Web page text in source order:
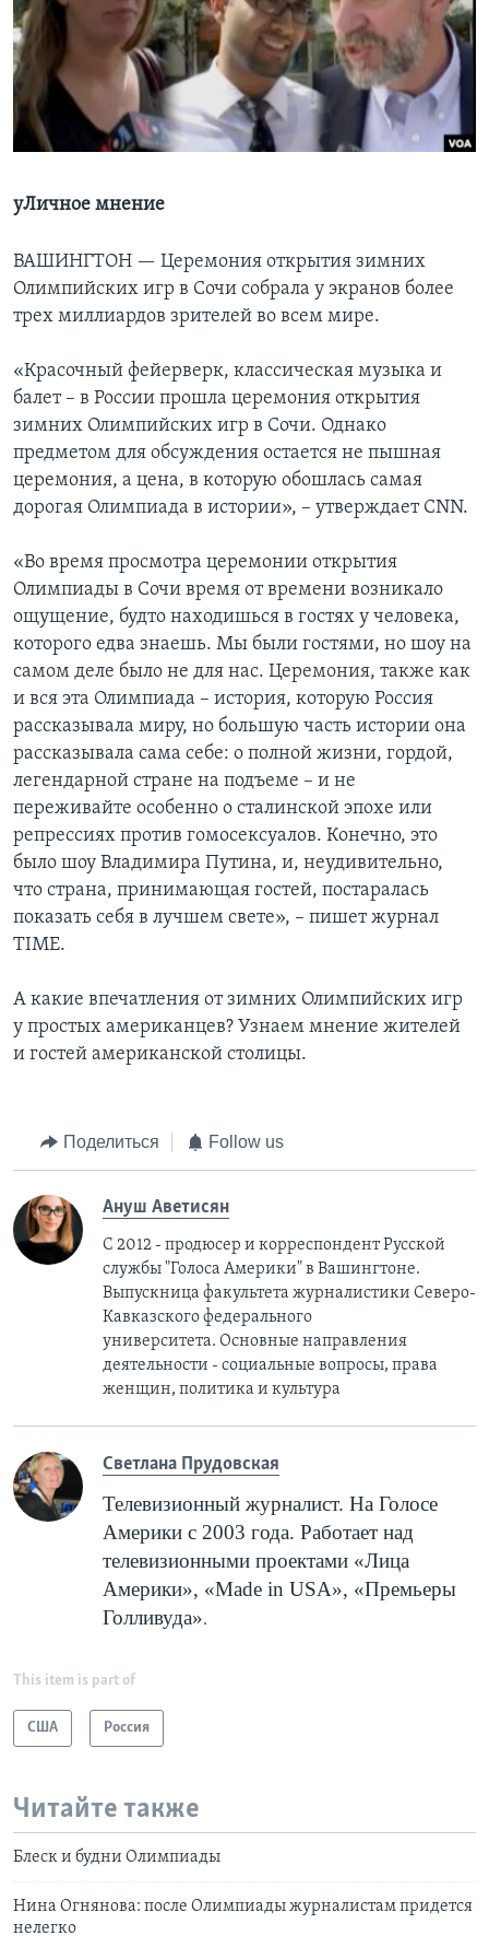
Learning English
СОЦИАЛЬНЫЕ СЕТИ
Языки
уЛичное мнение
ВАШИНГТОН — Церемония открытия зимних
Олимпийских игр в Сочи собрала у экранов более
трех миллиардов зрителей во всем мире.
«Красочный фейерверк, классическая музыка и
балет – в России прошла церемония открытия
зимних Олимпийских игр в Сочи. Однако
предметом для обсуждения остается не пышная
церемония, а цена, в которую обошлась самая
дорогая Олимпиада в истории», – утверждает CNN.
«Во время просмотра церемонии открытия
Олимпиады в Сочи время от времени возникало
ощущение, будто находишься в гостях у человека,
которого едва знаешь. Мы были гостями, но шоу на
самом деле было не для нас. Церемония, также как
и вся эта Олимпиада – история, которую Россия
рассказывала миру, но большую часть истории она
рассказывала сама себе: о полной жизни, гордой,
легендарной стране на подъеме – и не
переживайте особенно о сталинской эпохе или
репрессиях против гомосексуалов. Конечно, это
было шоу Владимира Путина, и, неудивительно,
что страна, принимающая гостей, постаралась
показать себя в лучшем свете», – пишет журнал
TIME.
А какие впечатления от зимних Олимпийских игр
у простых американцев? Узнаем мнение жителей
и гостей американской столицы.
Поделиться Follow us
Ануш Аветисян
С 2012 - продюсер и корреспондент Русской
службы "Голоса Америки" в Вашингтоне.
Выпускница факультета журналистики Северо-
Кавказского федерального
университета. Основные направления
деятельности - социальные вопросы, права
женщин, политика и культура
Cветлана Прудовская
Телевизионный журналист. На Голосе
Америки с 2003 года. Работает над
телевизионными проектами «Лица
Америки», «Made in USA», «Премьеры
Голливуда».
This item is part of
США Россия
Читайте также
Блеск и будни Олимпиады
Нина Огнянова: после Олимпиады журналистам придется
нелегко